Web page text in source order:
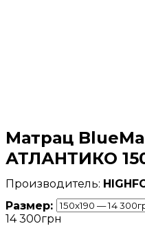
Матрац
АТЛАНТИКО
Размер:
14 300грн